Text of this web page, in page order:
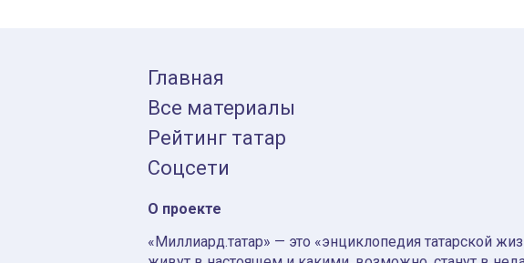
Главная
Все материалы
Рейтинг татар
Соцсети
О проекте
«Миллиард.татар» — это «энциклопедия татарской